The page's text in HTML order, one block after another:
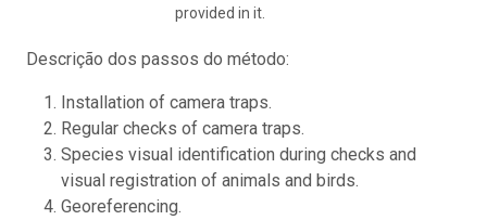
provided in it.
Descrição dos passos do método:
Installation of camera traps.
Regular checks of camera traps.
Species visual identification during checks and
visual registration of animals and birds.
Georeferencing.